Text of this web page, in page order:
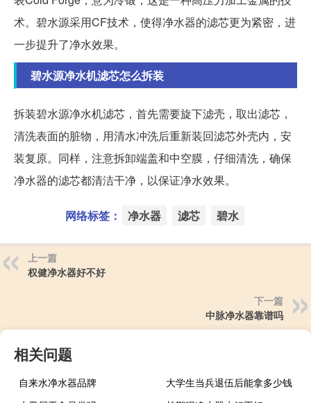
术。碧水源采用CF技术，使得净水器的滤芯更为紧密，进
一步提升了净水效果。
碧水源净水机滤芯怎么拆装
拆装碧水源净水机滤芯，首先需要旋下滤壳，取出滤芯，
清洗表面的脏物，用清水冲洗后重新装回滤芯外壳内，安
装复原。同样，注意拆卸端盖和中空膜，仔细清洗，确保
净水器的滤芯都清洁干净，以保证净水效果。
网络标签： 净水器 滤芯 碧水
上一篇
权健净水器好不好
下一篇
中脉净水器靠谱吗
相关问题
自来水净水器品牌
大学生当兵退伍后能拿多少钱